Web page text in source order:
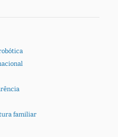
familiar